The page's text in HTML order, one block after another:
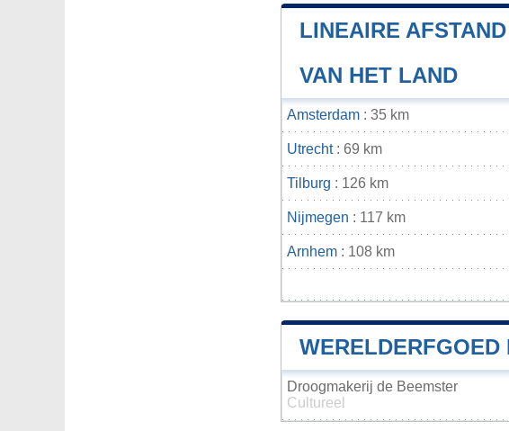
LINEAIRE
VAN HET LAND
Amsterdam : 35 km
Utrecht: 69 km
Tilburg : 126 km
Nijmegen : 117 km
Arnhem : 108 km
Droogmakerij de Beemster
Cultureel